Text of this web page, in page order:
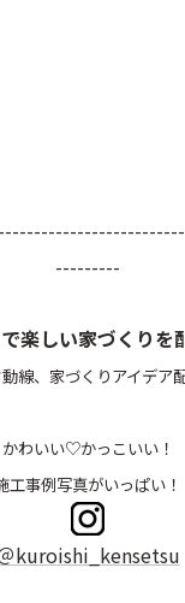
---------
楽しい家づくりを
線、家づくりアイデア
かわいい♡かっこいい！
工事例写真がいっぱい！
kuroishi_kensetsu